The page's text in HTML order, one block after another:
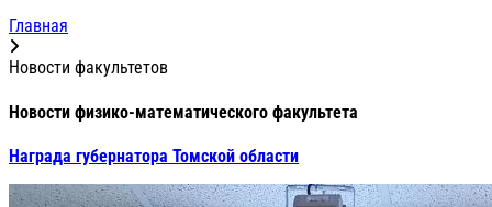
Главная
Новости факультетов
Новости физико-математического факультета
Награда губернатора Томской области